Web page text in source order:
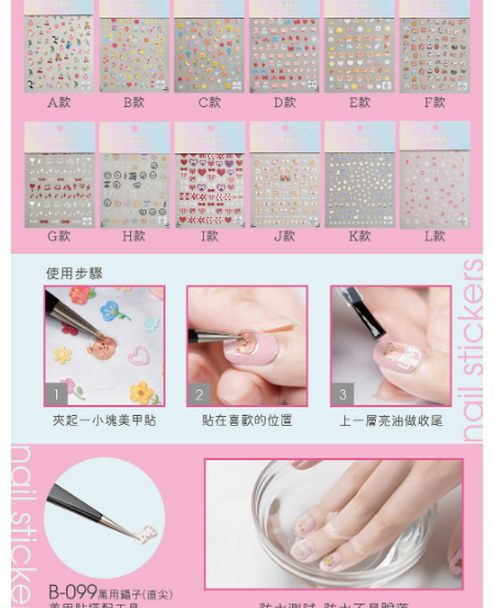
購買商品的店家。未經商家同意取消之訂單仍視為有效，需透過AFTEE先享
後付繳納相關費用。
※ 交易是否成功請以「AFTEE先享後付 」之結帳頁面顯示為準，若有關於
是否繳費成功／繳費後需取消欲退款等相關疑問，請聯繫「AFTEE先享後付
客戶支援中心」https://netprotections.freshdesk.com/support/home
【注意事項】
１．透過由恩沛科技股份有限公司提供之「AFTEE先享後付」服務完成之交
易，需依本服務之必要範圍內提供個人資料，並將交易相關給付款項請求債
權轉讓予恩沛科技股份有限公司。
２．關於個人資料處理事宜，請瀏覽以下網址：
https://aftee.tw/terms/#terms3
３．未成年的使用者請事先徵得法定代理人或監護人之同意方可使用
任。
４．使用「AFTEE先享後付」時，將依據個別帳號之用戶狀況，依本公司即
時審查核予不同之上限額度；若仍有額度不足之情形，本公司將視審查結果
請求用戶進行身份認證。
５．嚴禁一人註冊多個帳號或使用他人資訊註冊。若發現惡意使用之情形，
恩沛科技股份有限公司將有權停止該用戶之使用額度並採取法律行動。
每筆NT$65，滿NT$499(含以上)免運費
付款後7-11取貨
每筆NT$65，滿NT$499(含以上)免運費
每筆NT$85，滿NT$499(含以上)免運費
離島-宅配
每筆NT$120，滿NT$499(含以上)免運費